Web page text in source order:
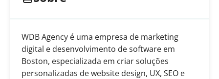
WDB Agency é uma empresa de marketing
digital e desenvolvimento de software em
Boston, especializada em criar soluções
personalizadas de website design, UX, SEO e